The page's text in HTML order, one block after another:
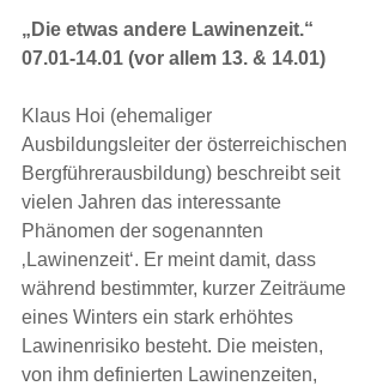
„Die etwas andere Lawinenzeit.“
07.01-14.01 (vor allem 13. & 14.01)
Klaus Hoi (ehemaliger
Ausbildungsleiter der österreichischen
Bergführerausbildung) beschreibt seit
vielen Jahren das interessante
Phänomen der sogenannten
‚Lawinenzeit‘. Er meint damit, dass
während bestimmter, kurzer Zeiträume
eines Winters ein stark erhöhtes
Lawinenrisiko besteht. Die meisten,
von ihm definierten Lawinenzeiten,